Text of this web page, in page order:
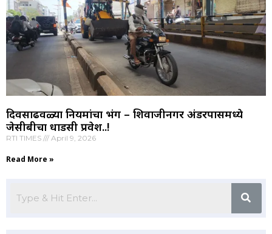
दिवसाढवळ्या नियमांचा भंग – शिवाजीनगर अंडरपासमध्ये
जेसीबीचा धाडसी प्रवेश..!
RTI TIMES April 9, 2026
Read More »